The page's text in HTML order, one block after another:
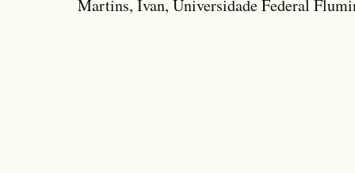
Martins, Ivan, Universidade Federal